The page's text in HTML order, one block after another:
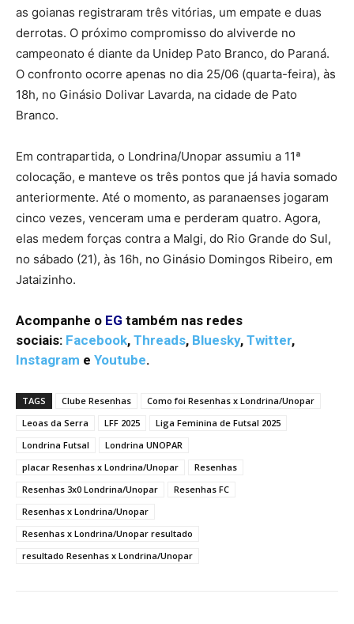
as goianas registraram três vitórias, um empate e duas
derrotas. O próximo compromisso do alviverde no
campeonato é diante da Unidep Pato Branco, do Paraná.
O confronto ocorre apenas no dia 25/06 (quarta-feira), às
18h, no Ginásio Dolivar Lavarda, na cidade de Pato
Branco.
Em contrapartida, o Londrina/Unopar assumiu a 11ª
colocação, e manteve os três pontos que já havia somado
anteriormente. Até o momento, as paranaenses jogaram
cinco vezes, venceram uma e perderam quatro. Agora,
elas medem forças contra a Malgi, do Rio Grande do Sul,
no sábado (21), às 16h, no Ginásio Domingos Ribeiro, em
Jataizinho.
Acompanhe o EG também nas redes
sociais: Facebook, Threads, Bluesky, Twitter,
Instagram e Youtube.
TAGS Clube Resenhas
Como foi Resenhas x Londrina/Unopar
Leoas da Serra
LFF 2025
Liga Feminina de Futsal 2025
Londrina Futsal
Londrina UNOPAR
placar Resenhas x Londrina/Unopar
Resenhas
Resenhas 3x0 Londrina/Unopar
Resenhas FC
Resenhas x Londrina/Unopar
Resenhas x Londrina/Unopar resultado
resultado Resenhas x Londrina/Unopar